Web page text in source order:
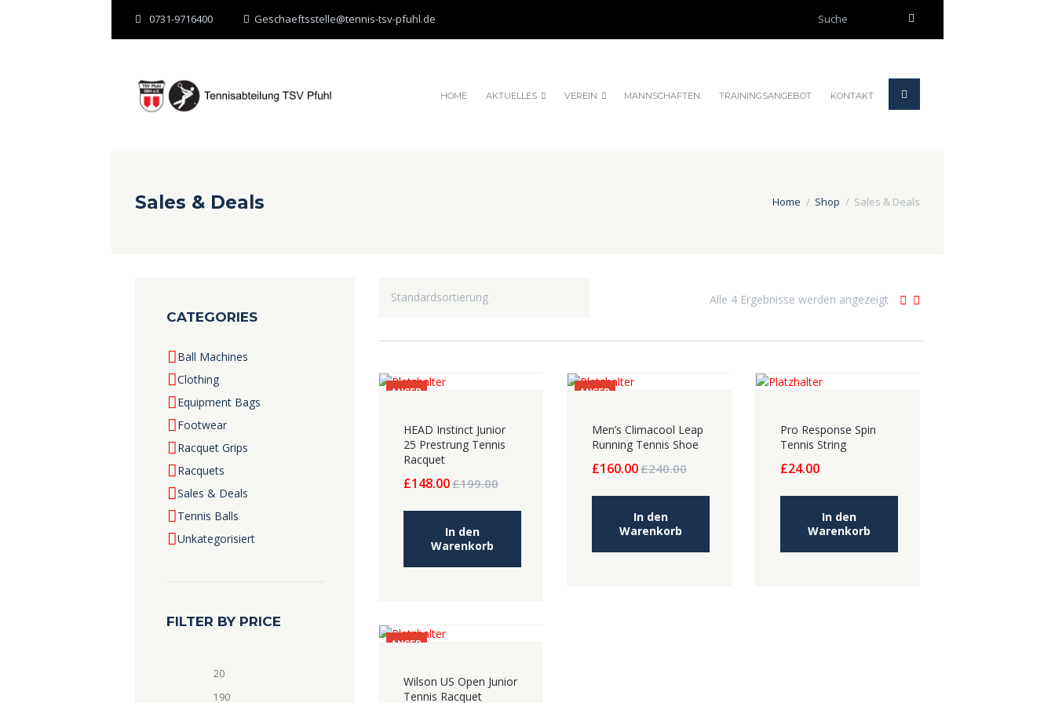
0731-9716400 Geschaeftsstelle@tennis-tsv-pfuhl.de
HOME AKTUELLES VEREIN MANNSCHAFTEN TRAININGSANGEBOT KONTAKT
Sales & Deals Home Shop Sales & Deals
Alle 4 Ergebnisse werden angezeigt
ANGEB
HEAD Instinct Junior
25 Prestrung Tennis
Racquet
£199.00
Ursprünglicher
war:
£199.00
£148.00Aktueller
ist:
£148.00.
In den
Warenkorb
ANGEB
Men’s Climacool Leap
Running Tennis Shoe
£240.00
Ursprünglicher
war:
£240.00
£160.00Aktueller
ist:
£160.00.
In den
Warenkorb
Pro Response Spin
Tennis String
£24.00
In den
Warenkorb
ANGEB
Wilson US Open Junior
Tennis Racquet
CATEGORIES
Ball Machines
Clothing
Equipment Bags
Footwear
Racquet Grips
Racquets
Sales & Deals
Tennis Balls
Unkategorisiert
FILTER BY PRICE
Min.
Preis